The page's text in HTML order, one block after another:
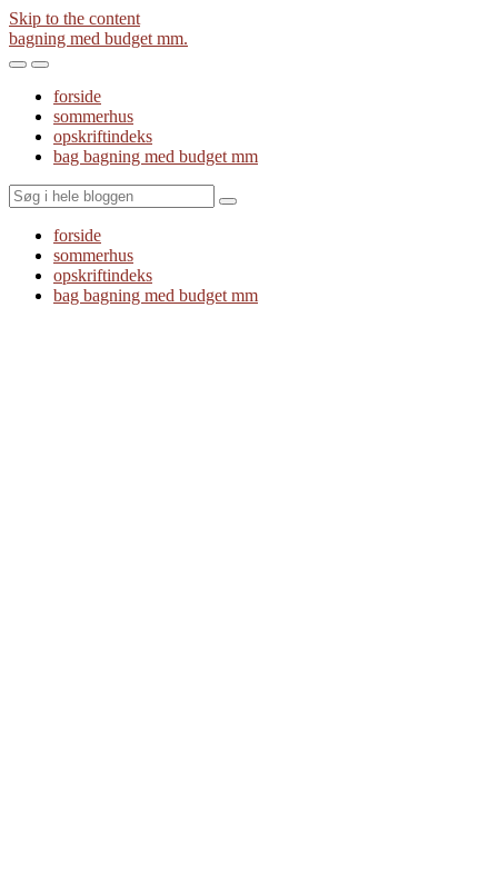
Skip to the content
bagning med budget mm.
Toggle
mobile
menu
Toggle
the
search
field
forside
sommerhus
opskriftindeks
bag bagning med budget mm
Search
forside
sommerhus
opskriftindeks
bag bagning med budget mm